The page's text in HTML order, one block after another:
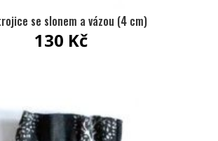
se slonem a vázou (4 cm)
130 Kč